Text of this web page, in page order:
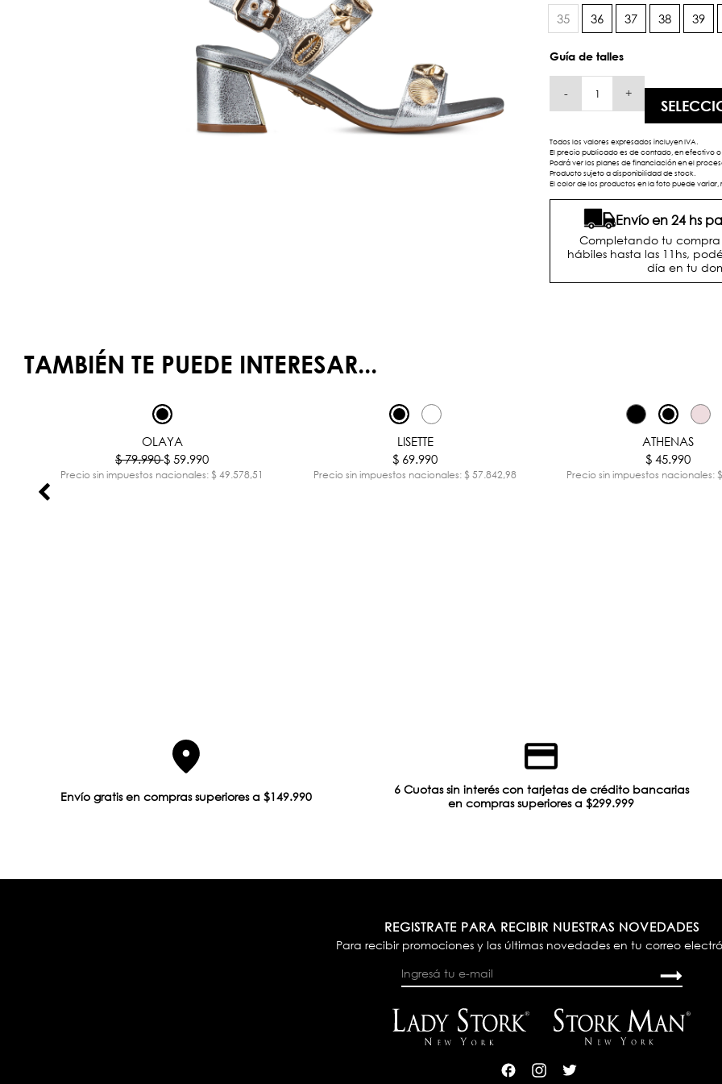
35 36 37 38 39
Guía de talles
- +
Todos los valores expresados incluyen IVA.
El precio publicado es de contado, en efectivo
Podrá ver los planes de financiación en el
Producto sujeto a disponibilidad de stock.
El color de los productos en la foto puede
Envío en 24 hs
Completando tu compra
hábiles hasta las 11hs,
día en tu
TAMBIÉN TE PUEDE INTERESAR...
OLAYA
$ 79.990$ 59.990
Precio sin impuestos nacionales: $ 49.578,51
LISETTE
$ 69.990
Precio sin impuestos nacionales: $ 57.842,98
ATHENAS
$ 45.990
Precio sin impuestos nacionales:
Envío gratis en compras superiores a $149.990
6 Cuotas sin interés con tarjetas de crédito bancarias
en compras superiores a $299.999
REGISTRATE PARA RECIBIR NUESTRAS NOVEDADES
Para recibir promociones y las últimas novedades en tu correo